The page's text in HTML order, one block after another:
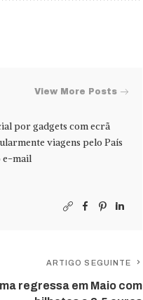
View More Posts
por gadgets com ecrã
viagens pelo País
e-mail
ARTIGO SEGUINTE
regressa em Maio com